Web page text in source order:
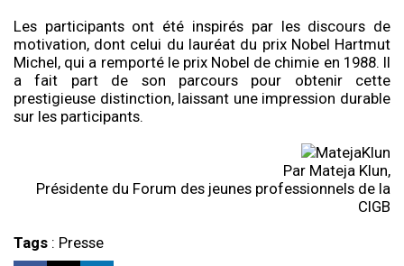
Les participants ont été inspirés par les discours de
motivation, dont celui du lauréat du prix Nobel Hartmut
Michel, qui a remporté le prix Nobel de chimie en 1988. Il
a fait part de son parcours pour obtenir cette
prestigieuse distinction, laissant une impression durable
sur les participants.
Par Mateja Klun,
Présidente du Forum des jeunes professionnels de la
CIGB
Tags: Presse